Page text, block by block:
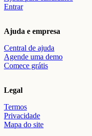
Entrar
Ajuda e empresa
Central de ajuda
Agende uma demo
Comece grátis
Legal
Termos
Privacidade
Mapa do site